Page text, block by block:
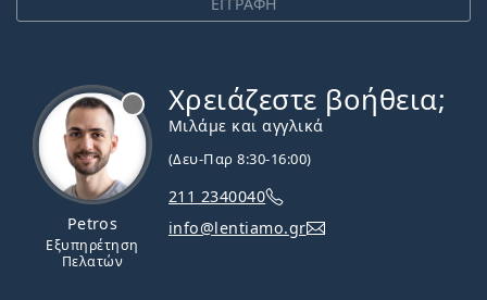
ΕΓΓΡΑΦΗ
Petros
Εξυπηρέτηση
Πελατών
Χρειάζεστε βοήθεια;
Μιλάμε και αγγλικά
(Δευ-Παρ 8:30-16:00)
211 2340040
info@lentiamo.gr